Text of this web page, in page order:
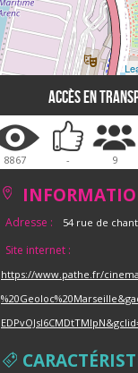
Accès en
8867 - 9
Adresse : 54 rue de
Site internet :
https://www.pathe.fr/